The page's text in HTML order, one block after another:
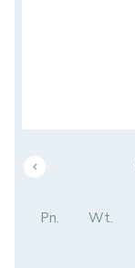
Pn. Wt.